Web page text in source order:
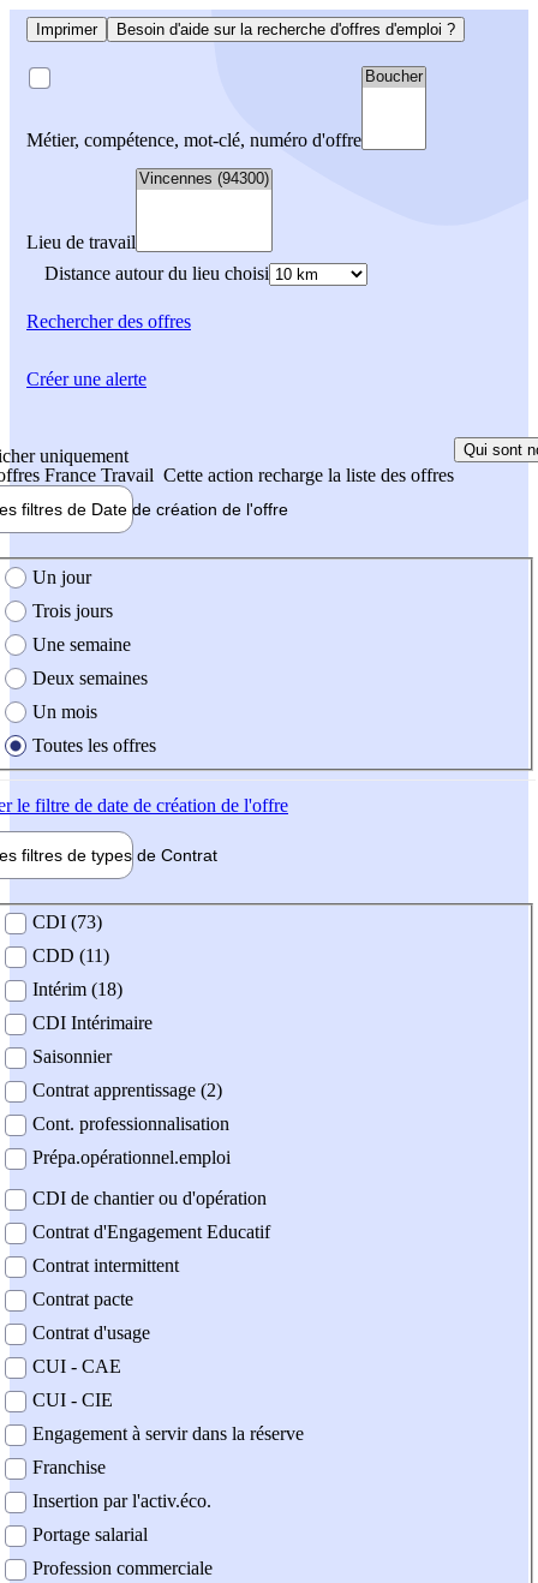
Imprimer Besoin d'aide sur la recherche d'offres d'emploi ?
Métier, compétence, mot-clé, numéro d'offre
Lieu de travail
Distance autour du lieu choisi
Rechercherdes offres
uniquement
France Travail Cette action recharge la liste des offres
Qui sont
filtres de Date de création de l'offre
création de l'offre
Un jour
Trois jours
Une semaine
Deux semaines
Un mois
Toutes les offres
le filtre de date de création de l'offre
filtres de types de Contrat
contrat
CDI (73)
CDD (11)
Intérim (18)
CDI Intérimaire
Saisonnier
Contrat apprentissage (2)
Cont. professionnalisation
Prépa.opérationnel.emploi
CDI de chantier ou d'opération
Contrat d'Engagement Educatif
Contrat intermittent
Contrat pacte
Contrat d'usage
CUI - CAE
CUI - CIE
Engagement à servir dans la réserve
Franchise
Insertion par l'activ.éco.
Portage salarial
Profession commerciale
Créer une alerte